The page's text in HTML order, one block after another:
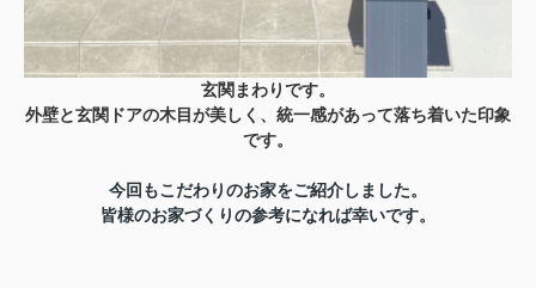
玄関まわりです。
外壁と玄関ドアの木目が美しく、統一感があって落ち着いた印象
です。
今回もこだわりのお家をご紹介しました。
皆様のお家づくりの参考になれば幸いです。